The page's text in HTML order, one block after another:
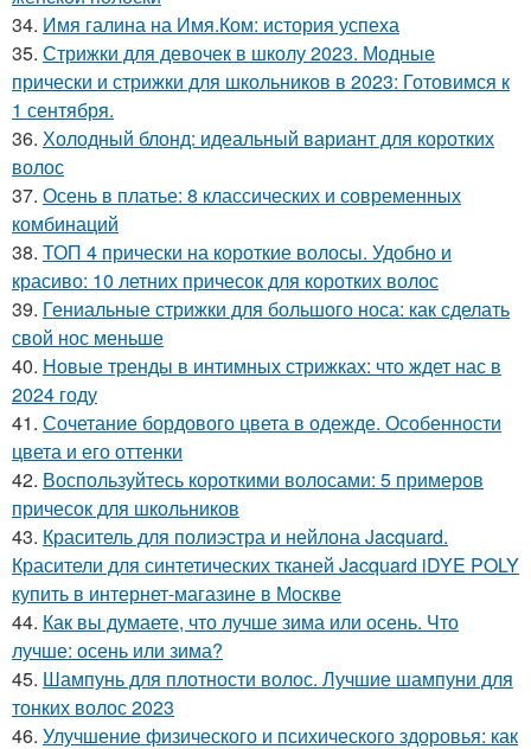
34. Имя галина на Имя.Ком: история успеха
35. Стрижки для девочек в школу 2023. Модные
прически и стрижки для школьников в 2023: Готовимся к
1 сентября.
36. Холодный блонд: идеальный вариант для коротких
волос
37. Осень в платье: 8 классических и современных
комбинаций
38. ТОП 4 прически на короткие волосы. Удобно и
красиво: 10 летних причесок для коротких волос
39. Гениальные стрижки для большого носа: как сделать
свой нос меньше
40. Новые тренды в интимных стрижках: что ждет нас в
2024 году
41. Сочетание бордового цвета в одежде. Особенности
цвета и его оттенки
42. Воспользуйтесь короткими волосами: 5 примеров
причесок для школьников
43. Краситель для полиэстра и нейлона Jacquard.
Красители для синтетических тканей Jacquard iDYE POLY
купить в интернет-магазине в Москве
44. Как вы думаете, что лучше зима или осень. Что
лучше: осень или зима?
45. Шампунь для плотности волос. Лучшие шампуни для
тонких волос 2023
46. Улучшение физического и психического здоровья: как